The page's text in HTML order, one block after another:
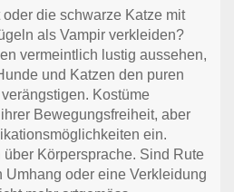
die schwarze Katze mit
als Vampir verkleiden?
vermeintlich lustig aussehen,
und Katzen den puren
Kostüme
Bewegungsfreiheit, aber
ein.
Körpersprache. Sind Rute
Umhang oder eine Verkleidung